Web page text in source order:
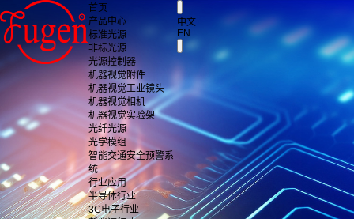
首页
产品中心
标准光源
非标光源
光源控制器
机器视觉附件
机器视觉工业镜头
机器视觉相机
机器视觉实验架
光纤光源
光学模组
智能交通安全预警系
统
行业应用
半导体行业
3C电子行业
中文
EN